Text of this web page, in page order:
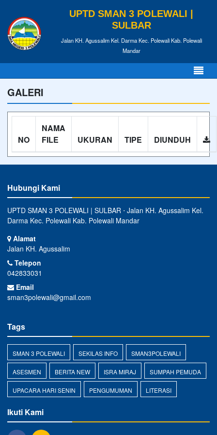
UPTD SMAN 3 POLEWALI |
SULBAR
Jalan KH. Agussalim Kel. Darma Kec. Polewali Kab. Polewali
Mandar
GALERI
NO
NAMA
FILE
UKURAN TIPE DIUNDUH
Hubungi Kami
UPTD SMAN 3 POLEWALI | SULBAR ⋅ Jalan KH. Agussalim Kel.
Darma Kec. Polewali Kab. Polewali Mandar
Alamat
Jalan KH. Agussalim
Telepon
042833031
Email
sman3polewali@gmail.com
Tags
SMAN 3 POLEWALI SEKILAS INFO SMAN3POLEWALI
ASESMEN BERITA NEW ISRA MIRAJ SUMPAH PEMUDA
UPACARA HARI SENIN PENGUMUMAN LITERASI
Ikuti Kami